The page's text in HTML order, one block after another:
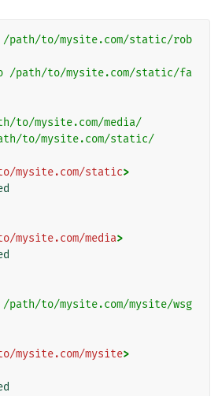
/path/to/mysite.com/static/rob
/path/to/mysite.com/static/fa
to/mysite.com/media/
to/mysite.com/static/
mysite.com/static>
mysite.com/media>
/path/to/mysite.com/mysite/wsg
mysite.com/mysite>